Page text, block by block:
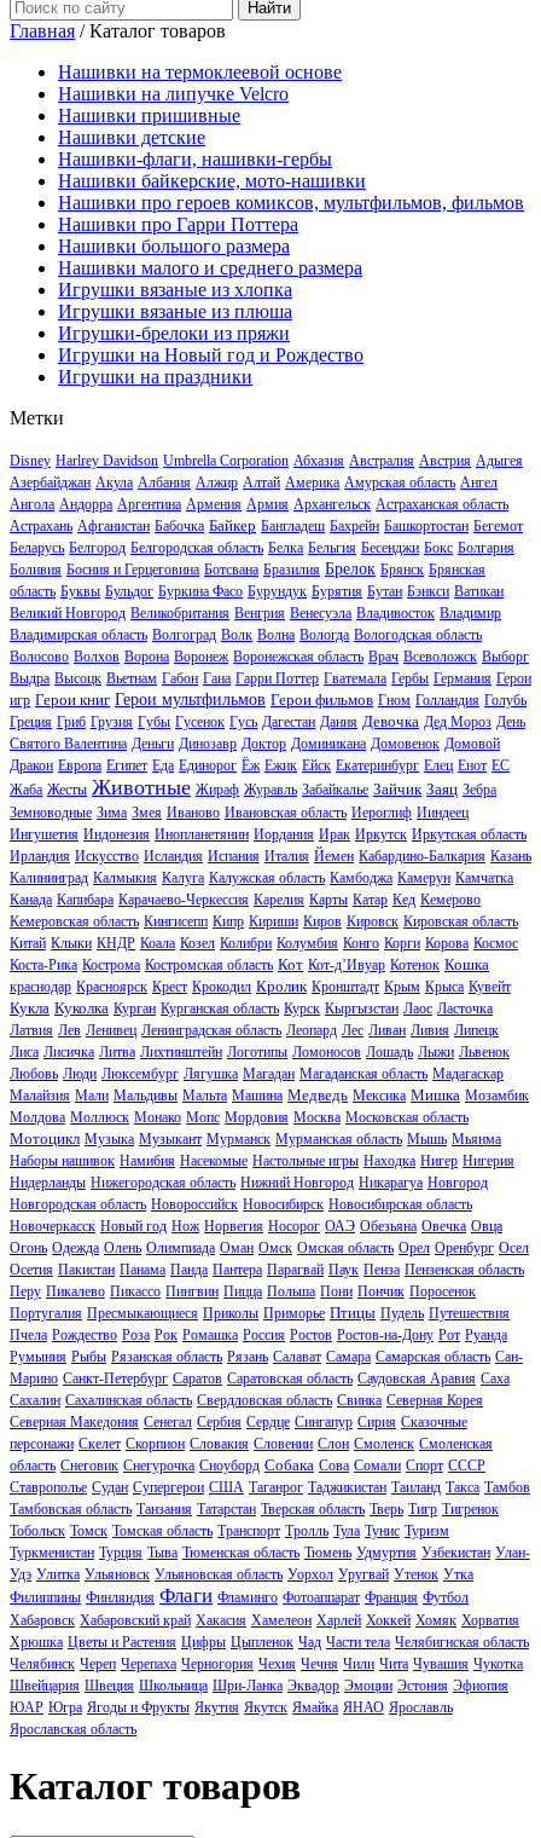
Главная /Каталог товаров
Нашивки на термоклеевой основе
Нашивки на липучке Velcro
Нашивки пришивные
Нашивки детские
Нашивки-флаги, нашивки-гербы
Нашивки байкерские, мото-нашивки
Нашивки про героев комиксов, мультфильмов, фильмов
Нашивки про Гарри Поттера
Нашивки большого размера
Нашивки малого и среднего размера
Игрушки вязаные из хлопка
Игрушки вязаные из плюша
Игрушки-брелоки из пряжи
Игрушки на Новый год и Рождество
Игрушки на праздники
Метки
Disney Harlrey Davidson Umbrella Corporation Абхазия Австралия Австрия Адыгея
Азербайджан Акула Албания Алжир Алтай Америка Амурская область Ангел
Ангола Андорра Аргентина Армения Армия Архангельск Астраханская область
Астрахань Афганистан Бабочка Байкер Бангладеш Бахрейн Башкортостан Бегемот
Беларусь Белгород Белгородская область Белка Бельгия Бесенджи Бокс Болгария
Боливия Босния и Герцеговина Ботсвана Бразилия Брелок Брянск Брянская
область Буквы Бульдог Буркина Фасо Бурундук Бурятия Бутан Бэнкси Ватикан
Великий Новгород Великобритания Венгрия Венесуэла Владивосток Владимир
Владимирская область Волгоград Волк Волна Вологда Вологодская область
Волосово Волхов Ворона Воронеж Воронежская область Врач Всеволожск Выборг
Выдра Высоцк Вьетнам Габон Гана Гарри Поттер Гватемала Гербы Германия Герои
игр Герои книг Герои мультфильмов Герои фильмов Гном Голландия Голубь
Греция Гриб Грузия Губы Гусенок Гусь Дагестан Дания Девочка Дед Мороз День
Святого Валентина Деньги Динозавр Доктор Доминикана Домовенок Домовой
Дракон Европа Египет Еда Единорог Ёж Ежик Ейск Екатеринбург Елец Енот ЕС
Жаба Жесты Животные Жираф Журавль Забайкалье Зайчик Заяц Зебра
Земноводные Зима Змея Иваново Ивановская область Иероглиф Ииндеец
Ингушетия Индонезия Инопланетянин Иордания Ирак Иркутск Иркутская область
Ирландия Искусство Исландия Испания Италия Йемен Кабардино-Балкария Казань
Калининград Калмыкия Калуга Калужская область Камбоджа Камерун Камчатка
Канада Капибара Карачаево-Черкессия Карелия Карты Катар Кед Кемерово
Кемеровская область Кингисепп Кипр Кириши Киров Кировск Кировская область
Китай Клыки КНДР Коала Козел Колибри Колумбия Конго Корги Корова Космос
Коста-Рика Кострома Костромская область Кот Кот-д’Ивуар Котенок Кошка
краснодар Красноярск Крест Крокодил Кролик Кронштадт Крым Крыса Кувейт
Кукла Куколка Курган Курганская область Курск Кыргызстан Лаос Ласточка
Латвия Лев Ленивец Ленинградская область Леопард Лес Ливан Ливия Липецк
Лиса Лисичка Литва Лихтинштейн Логотипы Ломоносов Лошадь Лыжи Львенок
Любовь Люди Люксембург Лягушка Магадан Магаданская область Мадагаскар
Малайзия Мали Мальдивы Мальта Машина Медведь Мексика Мишка Мозамбик
Молдова Моллюск Монако Мопс Мордовия Москва Московская область
Мотоцикл Музыка Музыкант Мурманск Мурманская область Мышь Мьянма
Наборы нашивок Намибия Насекомые Настольные игры Находка Нигер Нигерия
Нидерланды Нижегородская область Нижний Новгород Никарагуа Новгород
Новгородская область Новороссийск Новосибирск Новосибирская область
Новочеркасск Новый год Нож Норвегия Носорог ОАЭ Обезьяна Овечка Овца
Огонь Одежда Олень Олимпиада Оман Омск Омская область Орел Оренбург Осел
Осетия Пакистан Панама Панда Пантера Парагвай Паук Пенза Пензенская область
Перу Пикалево Пикассо Пингвин Пицца Польша Пони Пончик Поросенок
Португалия Пресмыкающиеся Приколы Приморье Птицы Пудель Путешествия
Пчела Рождество Роза Рок Ромашка Россия Ростов Ростов-на-Дону Рот Руанда
Румыния Рыбы Рязанская область Рязань Салават Самара Самарская область Сан-
Марино Санкт-Петербург Саратов Саратовская область Саудовская Аравия Саха
Сахалин Сахалинская область Свердловская область Свинка Северная Корея
Северная Македония Сенегал Сербия Сердце Сингапур Сирия Сказочные
персонажи Скелет Скорпион Словакия Словении Слон Смоленск Смоленская
область Снеговик Снегурочка Сноуборд Собака Сова Сомали Спорт СССР
Ставрополье Судан Супергерои США Таганрог Таджикистан Таиланд Такса Тамбов
Тамбовская область Танзания Татарстан Тверская область Тверь Тигр Тигренок
Тобольск Томск Томская область Транспорт Тролль Тула Тунис Туризм
Туркменистан Турция Тыва Тюменская область Тюмень Удмуртия Узбекистан Улан-
Удэ Улитка Ульяновск Ульяновская область Уорхол Уругвай Утенок Утка
Филиппины Финляндия Флаги Фламинго Фотоаппарат Франция Футбол
Хабаровск Хабаровский край Хакасия Хамелеон Харлей Хоккей Хомяк Хорватия
Хрюшка Цветы и Растения Цифры Цыпленок Чад Части тела Челябигнская область
Челябинск Череп Черепаха Черногория Чехия Чечня Чили Чита Чувашия Чукотка
Швейцария Швеция Школьница Шри-Ланка Эквадор Эмоции Эстония Эфиопия
ЮАР Югра Ягоды и Фрукты Якутия Якутск Ямайка ЯНАО Ярославль
Ярославская область
Каталог товаров